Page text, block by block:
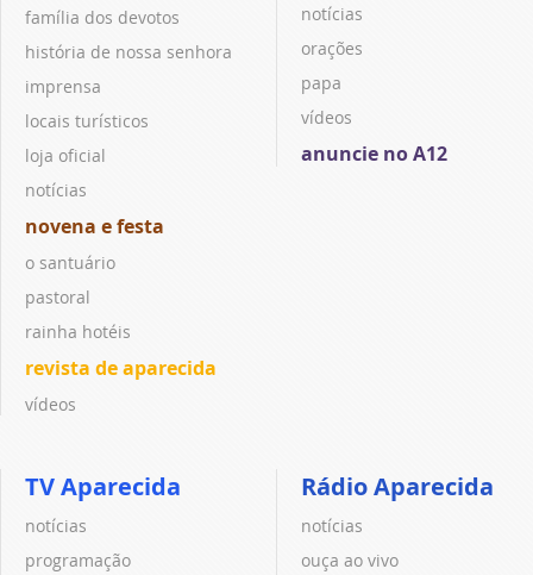
família dos devotos
história de nossa senhora
imprensa
locais turísticos
loja oficial
notícias
novena e festa
o santuário
pastoral
rainha hotéis
revista de aparecida
vídeos
notícias
orações
papa
vídeos
anuncie no A12
TV Aparecida
notícias
programação
Rádio Aparecida
notícias
ouça ao vivo